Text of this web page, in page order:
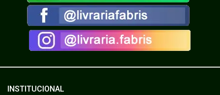
INSTITUCIONAL